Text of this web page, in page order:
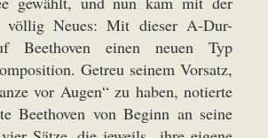
völlig Neues: Mit dieser A-Dur-
Beethoven einen neuen Typ
Getreu seinem Vorsatz,
vor Augen“ zu haben, notierte
Beethoven von Beginn an seine